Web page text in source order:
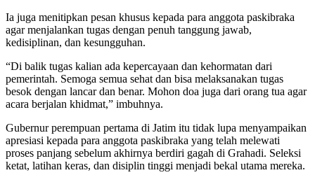
Ia juga menitipkan pesan khusus kepada para anggota paskibraka
agar menjalankan tugas dengan penuh tanggung jawab,
kedisiplinan, dan kesungguhan.
“Di balik tugas kalian ada kepercayaan dan kehormatan dari
pemerintah. Semoga semua sehat dan bisa melaksanakan tugas
besok dengan lancar dan benar. Mohon doa juga dari orang tua agar
acara berjalan khidmat,” imbuhnya.
Gubernur perempuan pertama di Jatim itu tidak lupa menyampaikan
apresiasi kepada para anggota paskibraka yang telah melewati
proses panjang sebelum akhirnya berdiri gagah di Grahadi. Seleksi
ketat, latihan keras, dan disiplin tinggi menjadi bekal utama mereka.